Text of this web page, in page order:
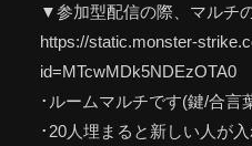
▼参加型配信の際、マルチ
https://static.monster-
id=MTcwMDk5NDEzOTA0
･ルームマルチです(鍵/合言
･20人埋まると新しい人が